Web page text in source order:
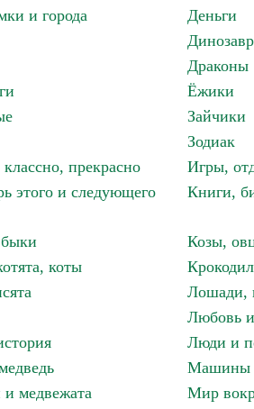
и города
Деньги
Драконы
Ёжики
Зайчики
Зодиак
прекрасно
Игры,
этого и следующего
Книги,
Козы,
коты
Лошади,
Любовь
Люди и
Машины
медвежата
Мир